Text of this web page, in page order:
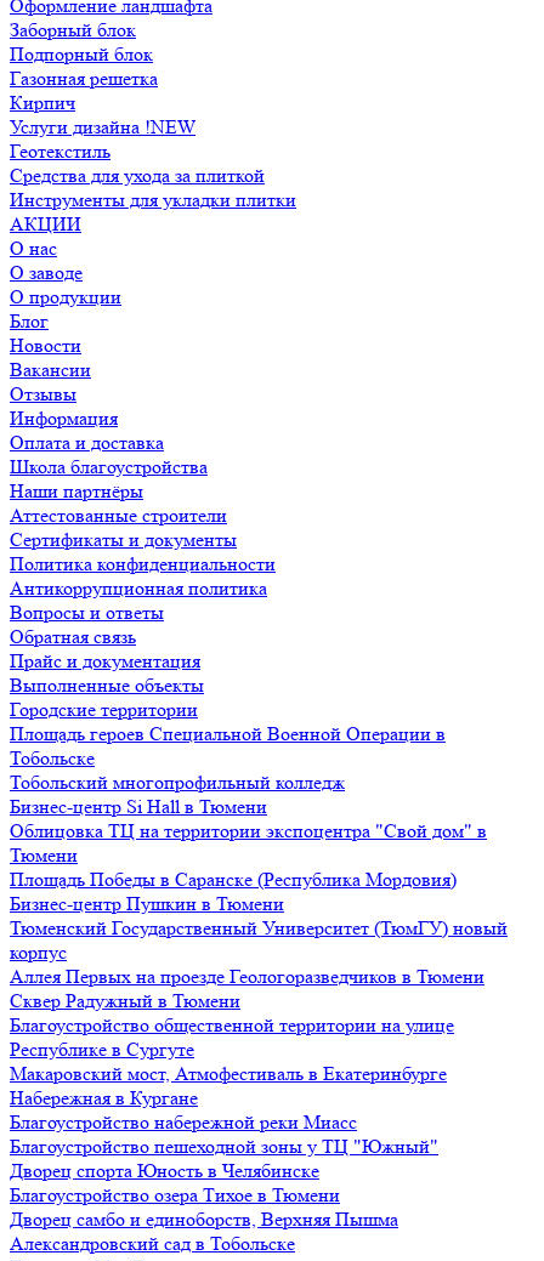
Оформление ландшафта
Заборный блок
Подпорный блок
Газонная решетка
Кирпич
Услуги дизайна !NEW
Геотекстиль
Средства для ухода за плиткой
Инструменты для укладки плитки
АКЦИИ
О нас
О заводе
О продукции
Блог
Новости
Вакансии
Отзывы
Информация
Оплата и доставка
Школа благоустройства
Наши партнёры
Аттестованные строители
Сертификаты и документы
Политика конфиденциальности
Антикоррупционная политика
Вопросы и ответы
Обратная связь
Прайс и документация
Выполненные объекты
Городские территории
Площадь героев Специальной Военной Операции в
Тобольске
Тобольский многопрофильный колледж
Бизнес-центр Si Hall в Тюмени
Облицовка ТЦ на территории экспоцентра "Свой дом" в
Тюмени
Площадь Победы в Саранске (Республика Мордовия)
Бизнес-центр Пушкин в Тюмени
Тюменский Государственный Университет (ТюмГУ) новый
корпус
Аллея Первых на проезде Геологоразведчиков в Тюмени
Сквер Радужный в Тюмени
Благоустройство общественной территории на улице
Республике в Сургуте
Макаровский мост, Атмофестиваль в Екатеринбурге
Набережная в Кургане
Благоустройство набережной реки Миасс
Благоустройство пешеходной зоны у ТЦ "Южный"
Дворец спорта Юность в Челябинске
Благоустройство озера Тихое в Тюмени
Дворец самбо и единоборств, Верхняя Пышма
Александровский сад в Тобольске